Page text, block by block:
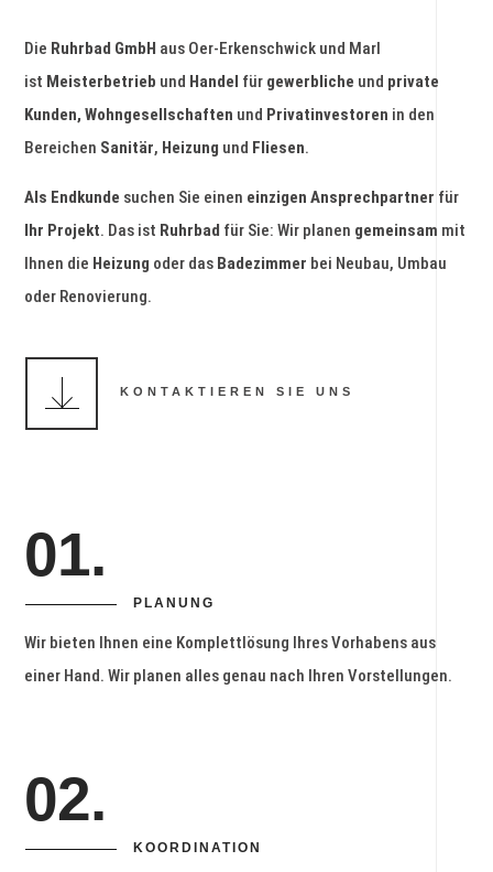
Die Ruhrbad GmbH aus Oer-Erkenschwick und Marl
ist Meisterbetrieb und Handel für gewerbliche und private
Kunden, Wohngesellschaften und Privatinvestoren in den
Bereichen Sanitär, Heizung und Fliesen.
Als Endkunde suchen Sie einen einzigen Ansprechpartner für
Ihr Projekt. Das ist Ruhrbad für Sie: Wir planen gemeinsam mit
Ihnen die Heizung oder das Badezimmer bei Neubau, Umbau
oder Renovierung.
KONTAKTIEREN SIE UNS
01.
PLANUNG
Wir bieten Ihnen eine Komplettlösung Ihres Vorhabens aus
einer Hand. Wir planen alles genau nach Ihren Vorstellungen.
02.
KOORDINATION